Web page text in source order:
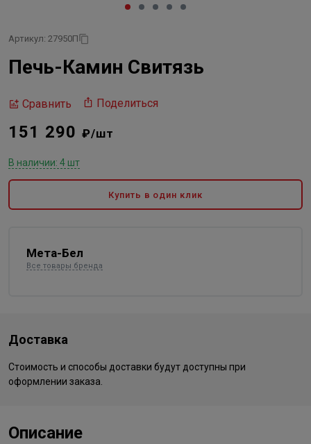
Артикул: 27950П
Печь-Камин Свитязь
Сравнить Поделиться
151 290 ₽/шт
В наличии: 4 шт
Купить в один клик
Мета-Бел
Все товары бренда
Доставка
Стоимость и способы доставки будут доступны при
оформлении заказа.
Описание